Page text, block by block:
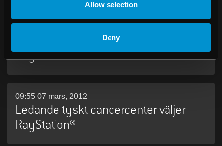
Allow selection
Deny
Avancerad schweizisk klinik väljer
RayStation®
09:55 07 mars, 2012
Ledande tyskt cancercenter väljer
RayStation®